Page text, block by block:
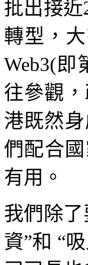
批出接
轉型，
Web3(
往參觀
港既然
們配合
有用。
我們除
資”和 “